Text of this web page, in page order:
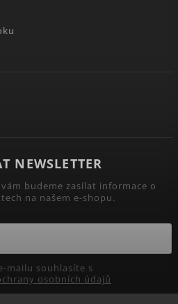
NEWSLETTER
budeme zasílat informace o
na našem e-shopu.
osobních údajů